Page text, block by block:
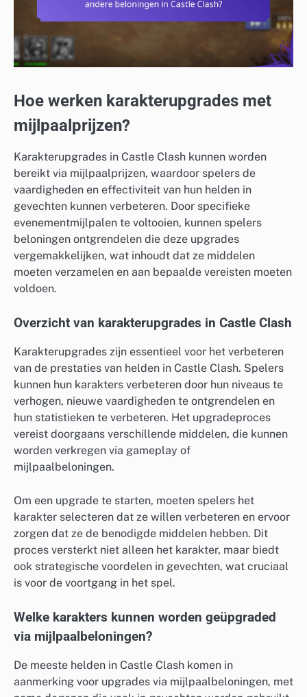
Hoe werken karakterupgrades met
mijlpaalprijzen?
Karakterupgrades in Castle Clash kunnen worden
bereikt via mijlpaalprijzen, waardoor spelers de
vaardigheden en effectiviteit van hun helden in
gevechten kunnen verbeteren. Door specifieke
evenementmijlpalen te voltooien, kunnen spelers
beloningen ontgrendelen die deze upgrades
vergemakkelijken, wat inhoudt dat ze middelen
moeten verzamelen en aan bepaalde vereisten moeten
voldoen.
Overzicht van karakterupgrades in Castle Clash
Karakterupgrades zijn essentieel voor het verbeteren
van de prestaties van helden in Castle Clash. Spelers
kunnen hun karakters verbeteren door hun niveaus te
verhogen, nieuwe vaardigheden te ontgrendelen en
hun statistieken te verbeteren. Het upgradeproces
vereist doorgaans verschillende middelen, die kunnen
worden verkregen via gameplay of
mijlpaalbeloningen.
Om een upgrade te starten, moeten spelers het
karakter selecteren dat ze willen verbeteren en ervoor
zorgen dat ze de benodigde middelen hebben. Dit
proces versterkt niet alleen het karakter, maar biedt
ook strategische voordelen in gevechten, wat cruciaal
is voor de voortgang in het spel.
Welke karakters kunnen worden geüpgraded
via mijlpaalbeloningen?
De meeste helden in Castle Clash komen in
aanmerking voor upgrades via mijlpaalbeloningen, met